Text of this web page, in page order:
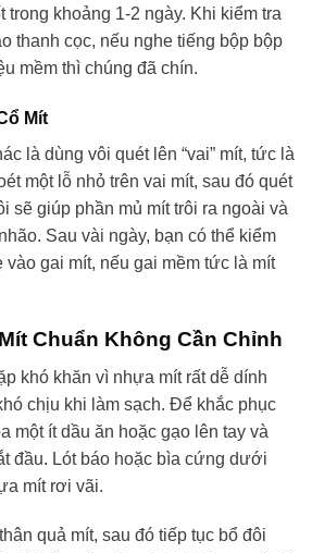
trong khoảng 1-2 ngày. Khi kiểm tra
thanh cọc, nếu nghe tiếng bộp bộp
mềm thì chúng đã chín.
Mít
là dùng vôi quét lên “vai” mít, tức là
một lỗ nhỏ trên vai mít, sau đó quét
sẽ giúp phần mủ mít trôi ra ngoài và
Sau vài ngày, bạn có thể kiểm
vào gai mít, nếu gai mềm tức là mít
Chuẩn Không Cần Chỉnh
khó khăn vì nhựa mít rất dễ dính
chịu khi làm sạch. Để khắc phục
một ít dầu ăn hoặc gạo lên tay và
đầu. Lót báo hoặc bìa cứng dưới
mít rơi vãi.
quả mít, sau đó tiếp tục bổ đôi